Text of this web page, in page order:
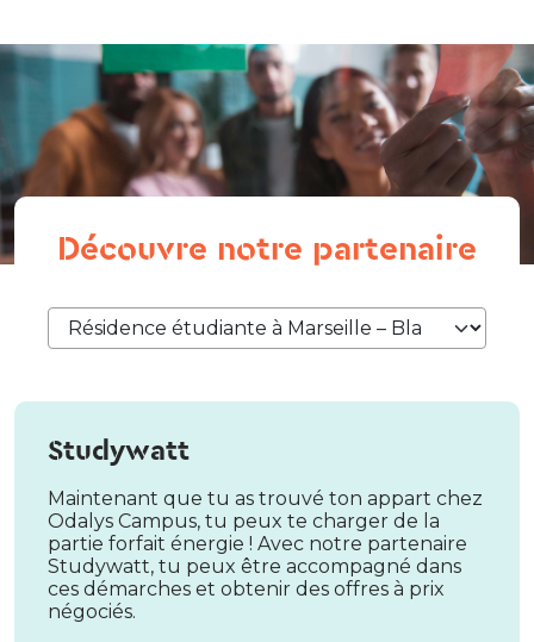
Découvre notre partenaire
Studywatt
Maintenant que tu as trouvé ton appart chez
Odalys Campus, tu peux te charger de la
partie forfait énergie ! Avec notre partenaire
Studywatt, tu peux être accompagné dans
ces démarches et obtenir des offres à prix
négociés.